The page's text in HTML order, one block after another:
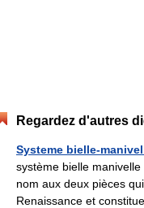
Regardez d'autres
Systeme bielle-
système bielle
nom aux deux pièces
Renaissance et